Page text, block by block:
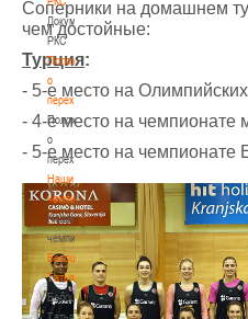
Документы
РКС
Положение
о
переходах
Положение
о
переходах
Наши
чемпионы
Наши
чемпионы
Белошапко
Татьяна
Белошапко
Татьяна
Соперники на домашнем
чем достойные:
Турция:
- 5-е место на
- 4-е место на чемпионате
- 5-е место на чемпионате